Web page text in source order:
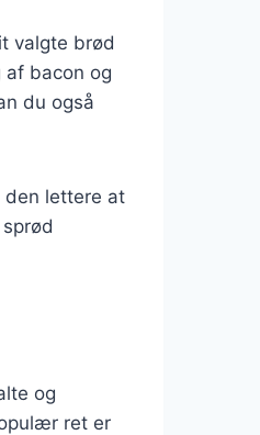
valgte brød
bacon og
du også
lettere at
og
ret er